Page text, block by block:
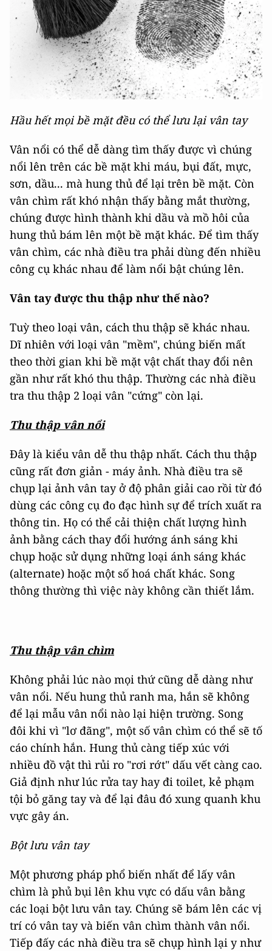
Hầu hết mọi bề mặt đều có thể lưu lại vân tay
Vân nổi có thể dễ dàng tìm thấy được vì chúng
nổi lên trên các bề mặt khi máu, bụi đất, mực,
sơn, dầu... mà hung thủ để lại trên bề mặt. Còn
vân chìm rất khó nhận thấy bằng mắt thường,
chúng được hình thành khi dầu và mồ hôi của
hung thủ bám lên một bề mặt khác. Để tìm thấy
vân chìm, các nhà điều tra phải dùng đến nhiều
công cụ khác nhau để làm nổi bật chúng lên.
Vân tay được thu thập như thế nào?
Tuỳ theo loại vân, cách thu thập sẽ khác nhau.
Dĩ nhiên với loại vân "mềm", chúng biến mất
theo thời gian khi bề mặt vật chất thay đổi nên
gần như rất khó thu thập. Thường các nhà điều
tra thu thập 2 loại vân "cứng" còn lại.
Thu thập vân nổi
Đây là kiểu vân dễ thu thập nhất. Cách thu thập
cũng rất đơn giản - máy ảnh. Nhà điều tra sẽ
chụp lại ảnh vân tay ở độ phân giải cao rồi từ đó
dùng các công cụ đo đạc hình sự để trích xuất ra
thông tin. Họ có thể cải thiện chất lượng hình
ảnh bằng cách thay đổi hướng ánh sáng khi
chụp hoặc sử dụng những loại ánh sáng khác
(alternate) hoặc một số hoá chất khác. Song
thông thường thì việc này không cần thiết lắm.
Thu thập vân chìm
Không phải lúc nào mọi thứ cũng dễ dàng như
vân nổi. Nếu hung thủ ranh ma, hắn sẽ không
để lại mẫu vân nổi nào lại hiện trường. Song
đôi khi vì "lơ đãng", một số vân chìm có thể sẽ tố
cáo chính hắn. Hung thủ càng tiếp xúc với
nhiều đồ vật thì rủi ro "rơi rớt" dấu vết càng cao.
Giả định như lúc rửa tay hay đi toilet, kẻ phạm
tội bỏ găng tay và để lại đâu đó xung quanh khu
vực gây án.
Bột lưu vân tay
Một phương pháp phổ biến nhất để lấy vân
chìm là phủ bụi lên khu vực có dấu vân bằng
các loại bột lưu vân tay. Chúng sẽ bám lên các vị
trí có vân tay và biến vân chìm thành vân nổi.
Tiếp đấy các nhà điều tra sẽ chụp hình lại y như